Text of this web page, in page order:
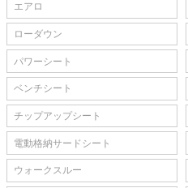
エアロ
ローダウン
パワーシート
ベンチシート
チップアップシート
電動格納サードシート
ウォークスルー